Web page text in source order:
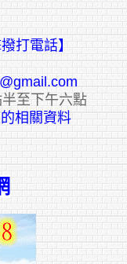
撥打電話】
至下午六點
相關資料